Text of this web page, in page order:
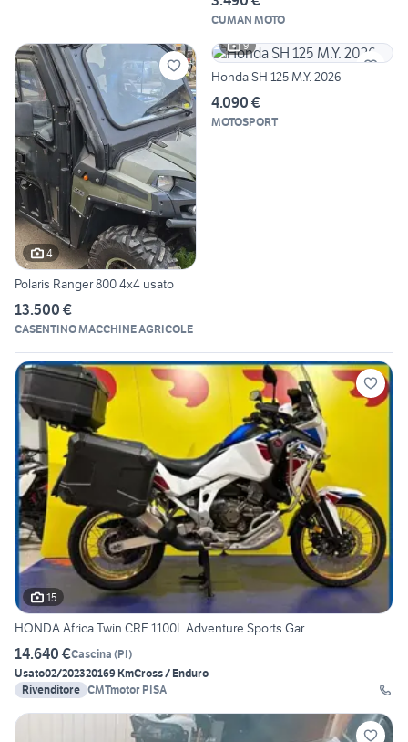
CUMAN MOTO
4
Polaris Ranger 800 4x4 usato
13.500 €
CASENTINO MACCHINE AGRICOLE
9
Honda SH 125 M.Y. 2026
4.090 €
MOTOSPORT
15
HONDA Africa Twin CRF 1100L Adventure Sports Gar
14.640 €Cascina (PI)
Usato02/202320169 KmCross / Enduro
Rivenditore CMTmotor PISA